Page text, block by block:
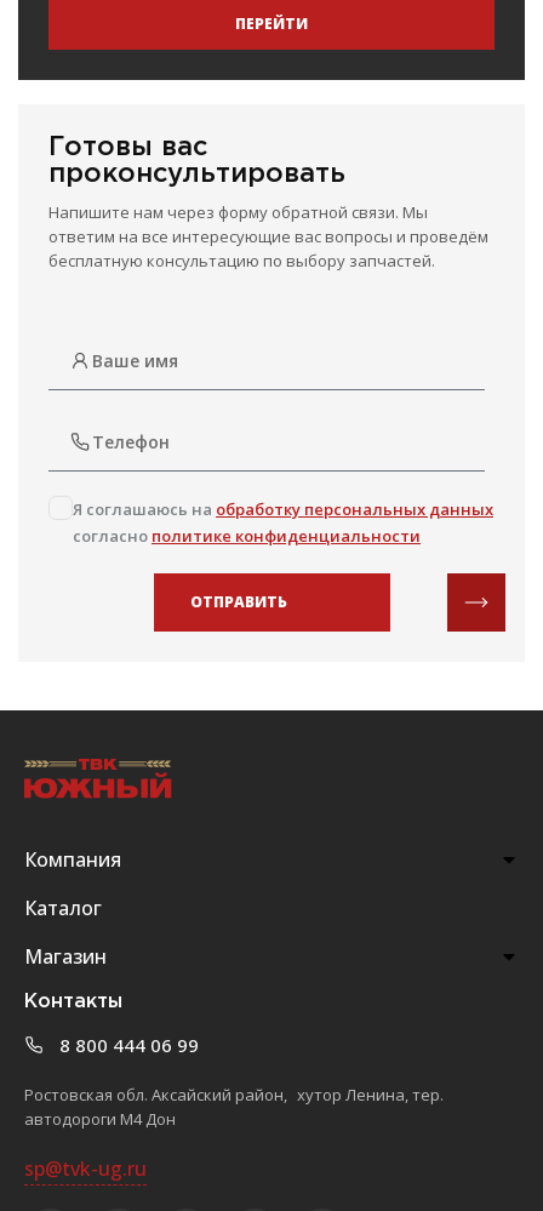
ПЕРЕЙТИ
Готовы вас
проконсультировать
Напишите нам через форму обратной связи. Мы
ответим на все интересующие вас вопросы и проведём
бесплатную консультацию по выбору запчастей.
Я соглашаюсь на обработку персональных данных
согласно политике конфиденциальности
ОТПРАВИТЬ
Компания
Каталог
Магазин
Контакты
8 800 444 06 99
Ростовская обл. Аксайский район, хутор Ленина, тер.
автодороги М4 Дон
sp@tvk-ug.ru